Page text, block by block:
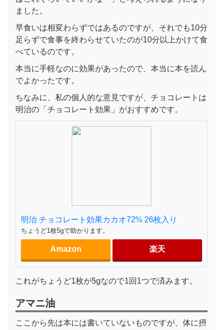
ました。
早食いは相変わらずではあるのですが、それでも10分
足らずで食事を終わらせていたのが10分以上かけて食
べているのです。
本当に手軽なのに効果があったので、本当に本を読ん
でよかったです。
ちなみに、私の個人的な意見ですが、チョコレートは
明治の「チョコレート効果」がおすすめです。
明治 チョコレート効果カカオ72% 26枚入り
ちょうど1枚5gで助かります。
Amazon 楽天
これがちょうど1枚が5gなので1回1つで済みます。
アマニ油
ここから先は本には書いていないものですが、体に摂